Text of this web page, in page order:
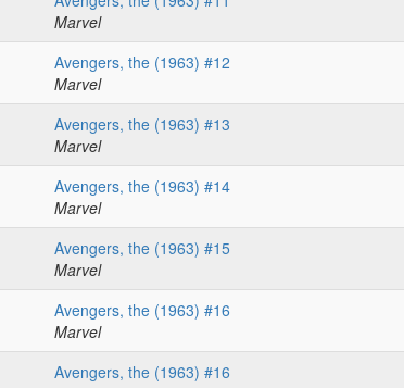
Marvel
Avengers, the (1963) #12
Marvel
Avengers, the (1963) #13
Marvel
Avengers, the (1963) #14
Marvel
Avengers, the (1963) #15
Marvel
Avengers, the (1963) #16
Marvel
Avengers, the (1963) #16